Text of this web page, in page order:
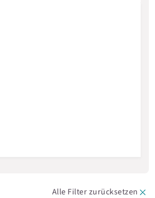
Alle Filter zurücksetzen